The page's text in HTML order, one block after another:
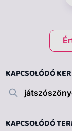
KAPCSOLÓDÓ
KAPCSOLÓDÓ